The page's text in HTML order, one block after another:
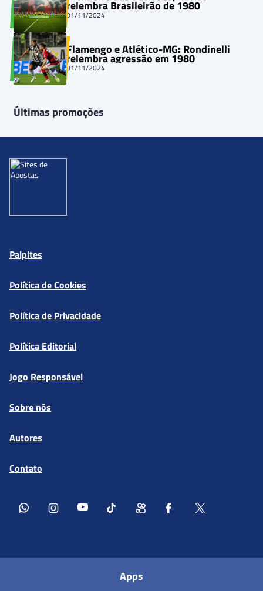
relembra Brasileirão de 1980
01/11/2024
Flamengo e Atlético-MG: Rondinelli
relembra agressão em 1980
01/11/2024
Últimas promoções
Palpites
Política de Cookies
Política de Privacidade
Política Editorial
Jogo Responsável
Sobre nós
Autores
Contato
Apps